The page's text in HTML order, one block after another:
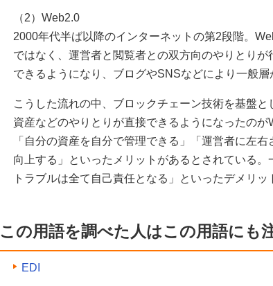
（2）Web2.0
2000年代半ば以降のインターネットの第2段階。
ではなく、運営者と閲覧者との双方向のやりとり
できるようになり、ブログやSNSなどにより一般層
こうした流れの中、ブロックチェーン技術を基盤と
資産などのやりとりが直接できるようになったのが
「自分の資産を自分で管理できる」「運営者に左
向上する」といったメリットがあるとされている
トラブルは全て自己責任となる」といったデメリッ
この用語を調べた人はこの用語にも
EDI